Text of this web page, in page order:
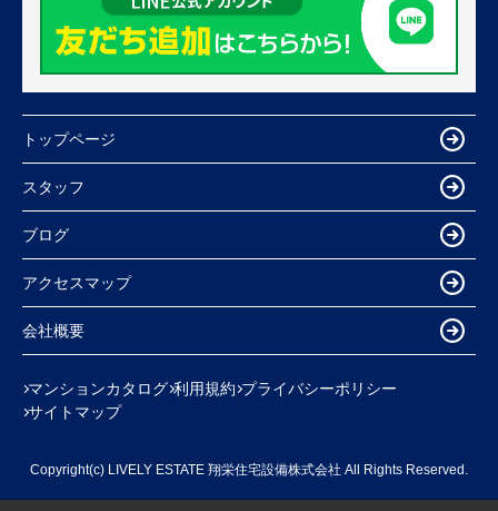
トップページ
スタッフ
ブログ
アクセスマップ
会社概要
マンションカタログ 利用規約 プライバシーポリシー
サイトマップ
Copyright(c) LIVELY ESTATE 翔栄住宅設備株式会社 All Rights Reserved.